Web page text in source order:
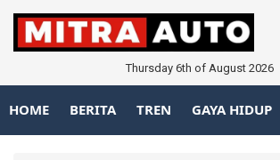
Thursday 6th of August 2026
HOME BERITA TREN GAYA HIDUP